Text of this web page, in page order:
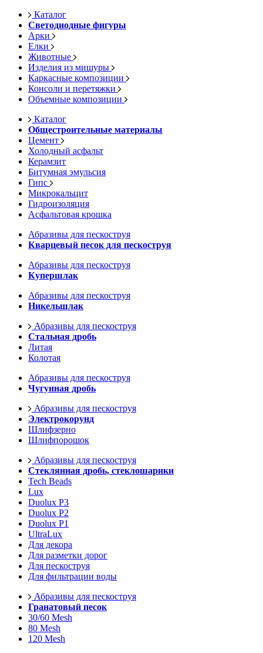
Каталог
Светодиодные фигуры
Арки
Елки
Животные
Изделия из мишуры
Каркасные композиции
Консоли и перетяжки
Объемные композиции
Каталог
Общестроительные материалы
Цемент
Холодный асфальт
Керамзит
Битумная эмульсия
Гипс
Микрокальцит
Гидроизоляция
Асфальтовая крошка
Абразивы для пескоструя
Кварцевый песок для пескоструя
Абразивы для пескоструя
Купершлак
Абразивы для пескоструя
Никельшлак
Абразивы для пескоструя
Стальная дробь
Литая
Колотая
Абразивы для пескоструя
Чугунная дробь
Абразивы для пескоструя
Электрокорунд
Шлифзерно
Шлифпорошок
Абразивы для пескоструя
Стеклянная дробь, стеклошарики
Tech Beads
Lux
Duolux P3
Duolux P2
Duolux P1
UltraLux
Для декора
Для разметки дорог
Для пескоструя
Для фильтрации воды
Абразивы для пескоструя
Гранатовый песок
30/60 Mesh
80 Mesh
120 Mesh